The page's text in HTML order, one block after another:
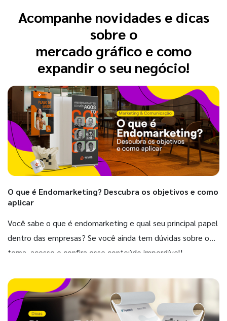
Acompanhe novidades e dicas
sobre o
mercado gráfico e como
expandir o seu negócio!
O que é Endomarketing? Descubra os objetivos e como
aplicar
Você sabe o que é endomarketing e qual seu principal papel
dentro das empresas? Se você ainda tem dúvidas sobre o
tema, acesse e confira esse conteúdo imperdível!